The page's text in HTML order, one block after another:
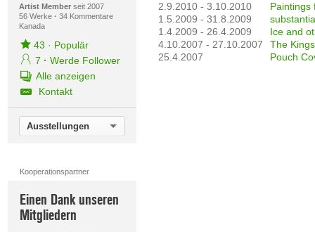
Artist Memberseit 2007
56 Werke · 34 Kommentare
Kanada
43 · Populär
7 · Werde Follower
Alle anzeigen
Kontakt
Ausstellungen
Kooperationspartner
Einen Dank unseren
Mitgliedern
2.9.2010 - 3.10.2010
Paintings
1.5.2009 - 31.8.2009
1.4.2009 - 26.4.2009
Ice and
4.10.2007 - 27.10.2007
The
25.4.2007
Pouch